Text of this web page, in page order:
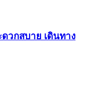
วกสบาย เดินทาง